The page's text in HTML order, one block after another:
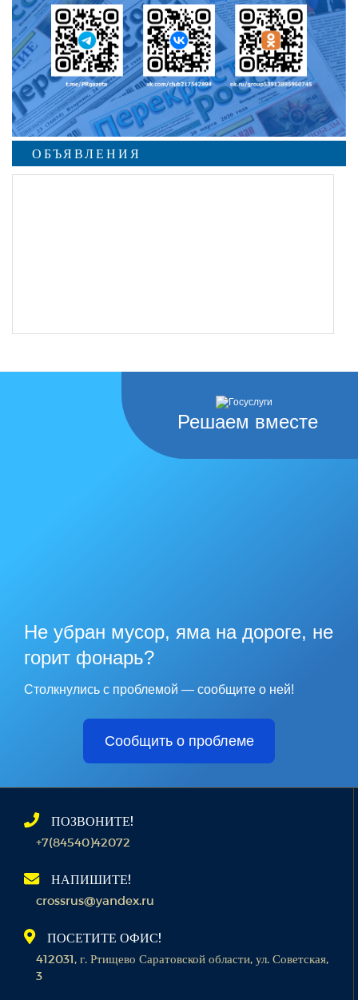
ОБЪЯВЛЕНИЯ
Решаем вместе
Не убран мусор, яма на дороге, не
горит фонарь?
Столкнулись с проблемой — сообщите о ней!
Сообщить о проблеме
ПОЗВОНИТЕ!
+7(84540)42072
НАПИШИТЕ!
crossrus@yandex.ru
ПОСЕТИТЕ ОФИС!
412031, г. Ртищево Саратовской области, ул. Советская,
3